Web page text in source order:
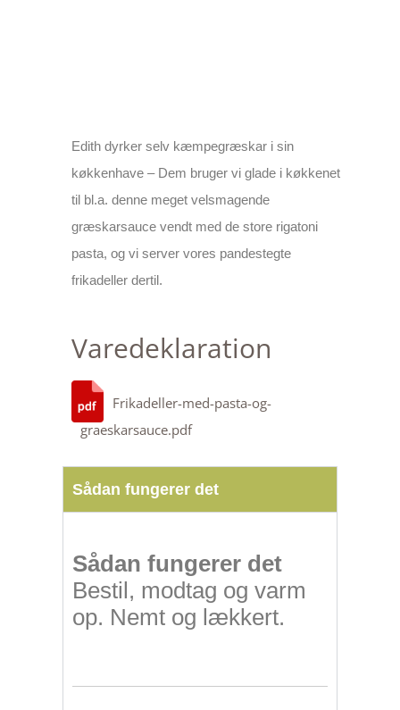
Edith dyrker selv kæmpegræskar i sin
køkkenhave – Dem bruger vi glade i køkkenet
til bl.a. denne meget velsmagende
græskarsauce vendt med de store rigatoni
pasta, og vi server vores pandestegte
frikadeller dertil.
Varedeklaration
Frikadeller-med-pasta-og-
graeskarsauce.pdf
Sådan fungerer det
Sådan fungerer det
Bestil, modtag og varm
op. Nemt og lækkert.